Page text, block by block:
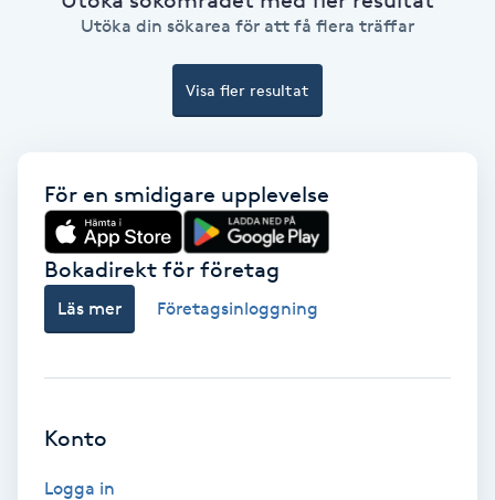
Ansiktsbehandling djuprengörande
Bambumassage
Barber
Blowout
Utöka din sökarea för att få flera träffar
Visa fler resultat
För en smidigare upplevelse
Bokadirekt för företag
Läs mer Företagsinloggning
Konto
Logga in